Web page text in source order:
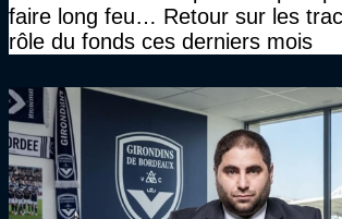
faire long feu… Retour sur les
rôle du fonds ces derniers mois